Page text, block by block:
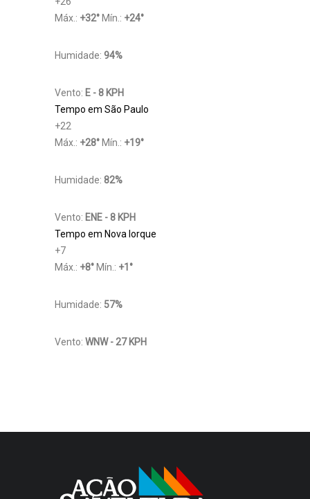
Máx.: +32° Mín.: +24°
Humidade: 94%
Vento: E - 8 KPH
Tempo em São Paulo
+22
Máx.: +28° Mín.: +19°
Humidade: 82%
Vento: ENE - 8 KPH
Tempo em Nova Iorque
+7
Máx.: +8° Mín.: +1 °
Humidade: 57%
Vento: WNW - 27 KPH